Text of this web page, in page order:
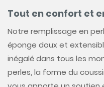
Tout en confort et
Notre remplissage en
éponge doux et
inégalé dans tous les
perles, la forme du